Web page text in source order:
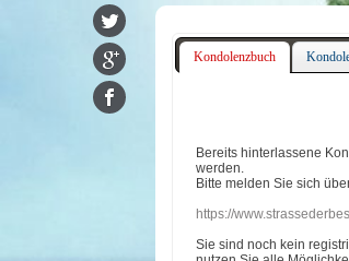
Kondolenzbuch
Bereits hinterlassene
werden.
Bitte melden Sie sich
https://
Sie sind noch kein